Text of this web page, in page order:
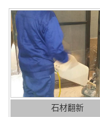
石材翻新